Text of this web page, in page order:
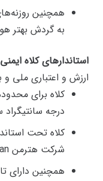
همچنین
به گردش بهتر
استاندارهای کلاه ایمنی
ارزش و اعتباری ملی و
درجه
شرکت هترمن Hatterman تولید شده است.
همچنین دارای